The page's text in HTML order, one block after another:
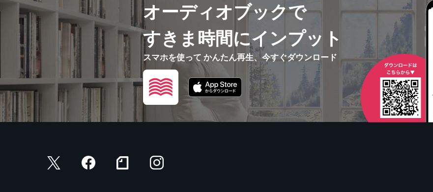
オーディオブックで
すきま時間にインプット
スマホを使って かんたん再生、今すぐダウンロード